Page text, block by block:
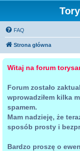
FAQ
Strona główna
Witaj na forum
Forum zostało
wprowadziłem kilka
spamem.
Mam nadzieję, że
sposób prosty i
Bardzo proszę o